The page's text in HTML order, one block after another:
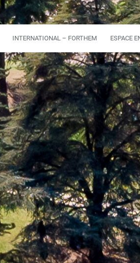
INTERNATIONAL – FORTHEM ESPACE